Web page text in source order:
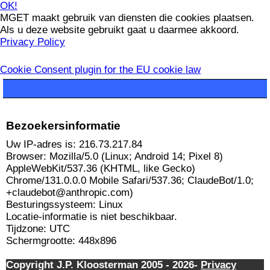
OK!
MGET maakt gebruik van diensten die cookies plaatsen.
Als u deze website gebruikt gaat u daarmee akkoord.
Privacy Policy
Cookie Consent plugin for the EU cookie law
Bezoekersinformatie
Uw IP-adres is: 216.73.217.84
Browser: Mozilla/5.0 (Linux; Android 14; Pixel 8)
AppleWebKit/537.36 (KHTML, like Gecko)
Chrome/131.0.0.0 Mobile Safari/537.36; ClaudeBot/1.0;
+claudebot@anthropic.com)
Besturingssysteem: Linux
Locatie-informatie is niet beschikbaar.
Tijdzone: UTC
Schermgrootte: 448x896
Copyright J.P. Kloosterman 2005 - 2026- Privacy